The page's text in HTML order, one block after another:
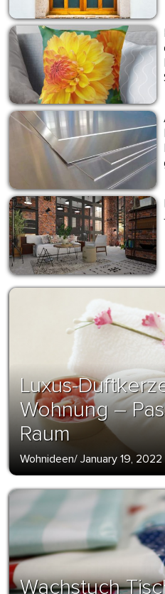
Luxus-
Wohnung –
Raum
Wohnideen/ January 19, 2022
Wachstuch